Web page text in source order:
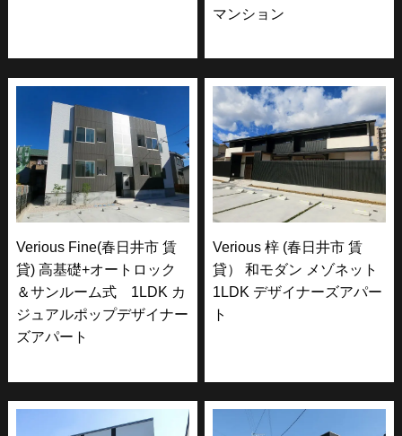
マンション
Verious Fine(春日井市 賃
貸) 高基礎+オートロック
＆サンルーム式 1LDK カ
ジュアルポップデザイナー
ズアパート
Verious 梓 (春日井市 賃
貸） 和モダン メゾネット
1LDK デザイナーズアパー
ト